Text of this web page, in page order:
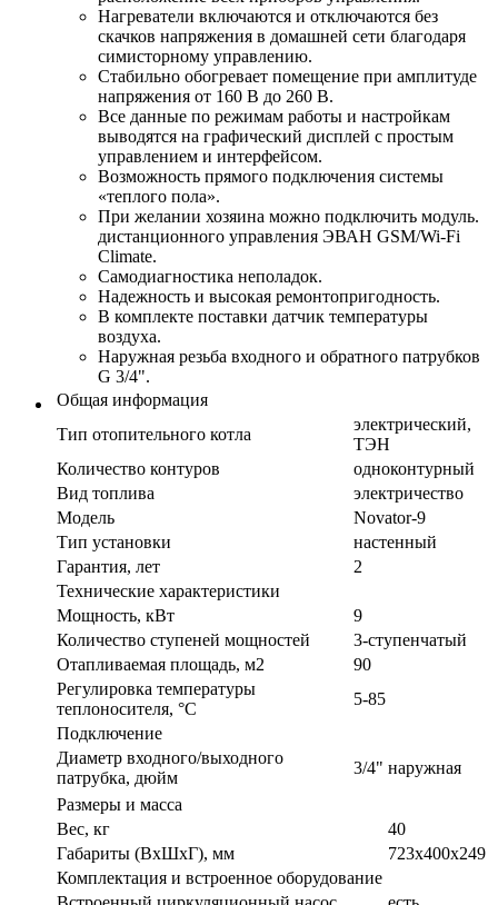
Нагреватели включаются и отключаются без
скачков напряжения в домашней сети благодаря
симисторному управлению.
Стабильно обогревает помещение при амплитуде
напряжения от 160 В до 260 В.
Все данные по режимам работы и настройкам
выводятся на графический дисплей с простым
управлением и интерфейсом.
Возможность прямого подключения системы
«теплого пола».
При желании хозяина можно подключить модуль.
дистанционного управления ЭВАН GSM/Wi-Fi
Climate.
Самодиагностика неполадок.
Надежность и высокая ремонтопригодность.
В комплекте поставки датчик температуры
воздуха.
Наружная резьба входного и обратного патрубков
G 3/4".
Общая информация
Тип отопительного котла
электрический,
ТЭН
Количество контуров
одноконтурный
Вид топлива
электричество
Модель
Novator-9
Тип установки
настенный
Гарантия, лет
2
Технические характеристики
Мощность, кВт
9
Количество ступеней мощностей
3-ступенчатый
Отапливаемая площадь, м2
90
Регулировка температуры
теплоносителя, °С
5-85
Подключение
Диаметр входного/выходного
патрубка, дюйм
3/4" наружная
Размеры и масса
Вес, кг
40
Габариты (ВxШxГ), мм
723х400х249
Комплектация и встроенное оборудование